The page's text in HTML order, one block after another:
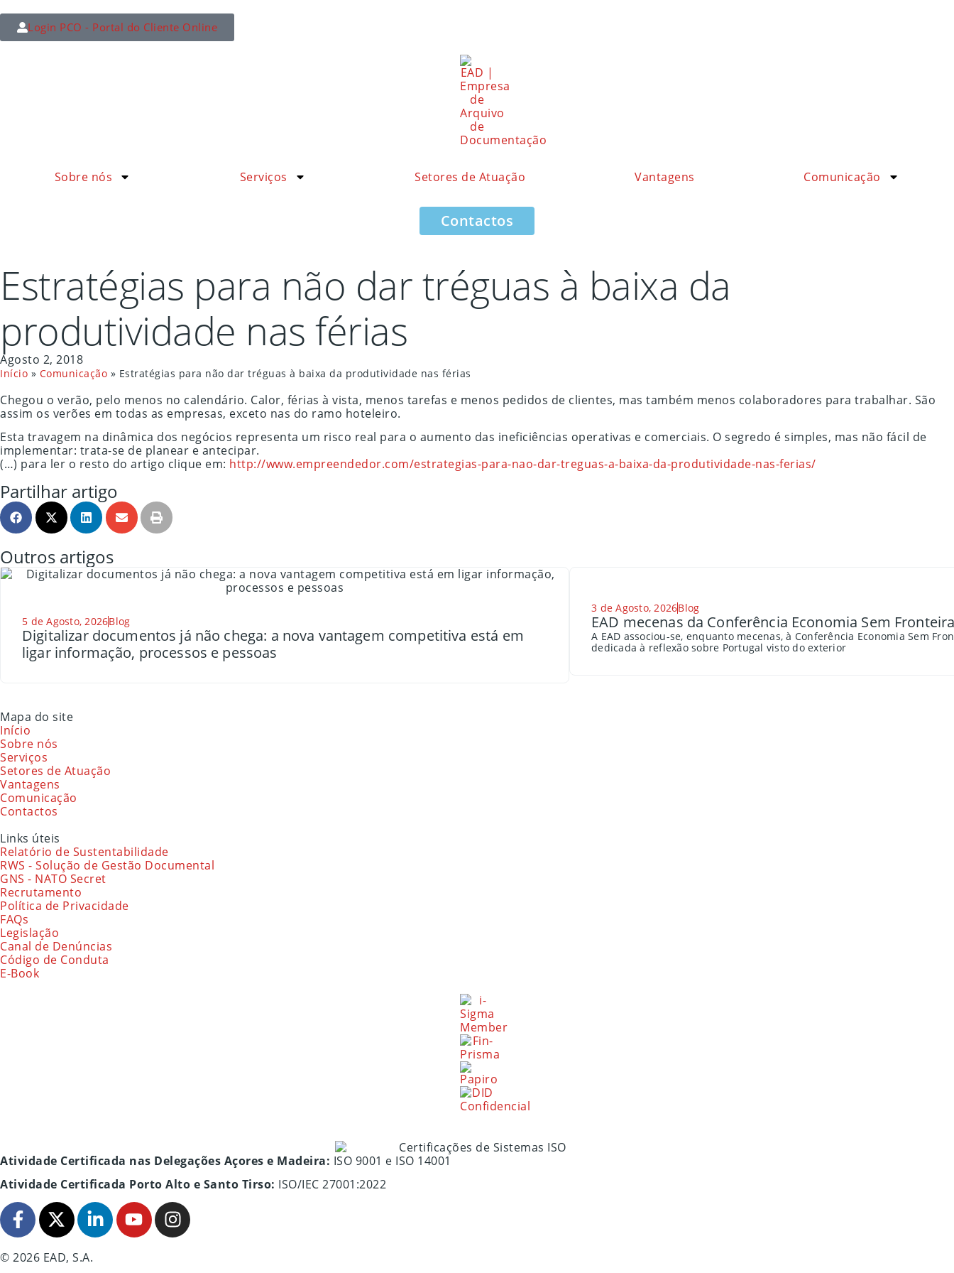
Login PCO - Portal do Cliente Online
Sobre nós Serviços Setores de Atuação Vantagens Comunicação
Contactos
Estratégias para não dar tréguas à baixa da
produtividade nas férias
Agosto 2, 2018
Início » Comunicação » Estratégias para não dar tréguas à baixa da produtividade nas férias
Chegou o verão, pelo menos no calendário. Calor, férias à vista, menos tarefas e menos pedidos de clientes, mas também menos colaboradores para trabalhar. São
assim os verões em todas as empresas, exceto nas do ramo hoteleiro.
Esta travagem na dinâmica dos negócios representa um risco real para o aumento das ineficiências operativas e comerciais. O segredo é simples, mas não fácil de
implementar: trata-se de planear e antecipar.
(…) para ler o resto do artigo clique em: http://www.empreendedor.com/estrategias-para-nao-dar-treguas-a-baixa-da-produtividade-nas-ferias/
Partilhar artigo
Outros artigos
5 de Agosto, 2026Blog
Digitalizar documentos já não chega: a nova vantagem competitiva está em
ligar informação, processos e pessoas
3 de Agosto, 2026Blog
EAD mecenas da Conferência Economia Sem
A EAD associou-se, enquanto mecenas, à Conferência Economia Sem
dedicada à reflexão sobre Portugal visto do exterior
Mapa do site
Início
Sobre nós
Serviços
Setores de Atuação
Vantagens
Comunicação
Contactos
Links úteis
Relatório de Sustentabilidade
RWS - Solução de Gestão Documental
GNS - NATO Secret
Recrutamento
Política de Privacidade
FAQs
Legislação
Canal de Denúncias
Código de Conduta
E-Book
Atividade Certificada nas Delegações Açores e Madeira: ISO 9001 e ISO 14001
Atividade Certificada Porto Alto e Santo Tirso: ISO/IEC 27001:2022
© 2026 EAD, S.A.